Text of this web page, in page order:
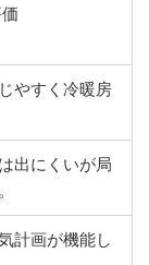
やすく冷暖房
出にくいが局
計画が機能し